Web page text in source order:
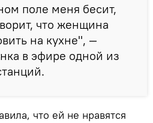
поле меня бесит,
что женщина
на кухне", —
в эфире одной из
что ей не нравятся